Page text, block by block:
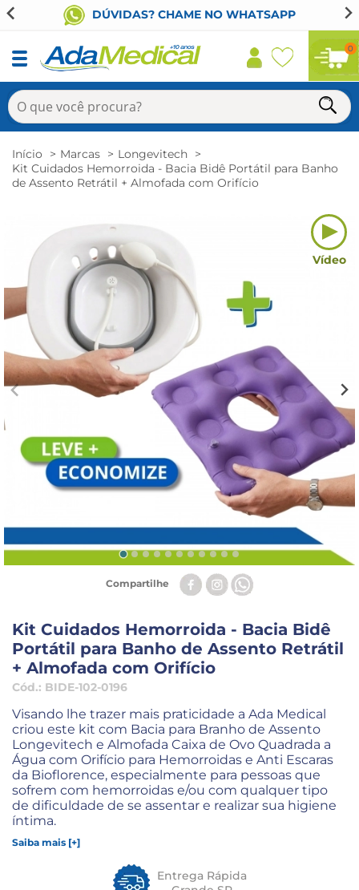
DÚVIDAS? CHAME NO WHATSAPP
0
Início Marcas
Longevitech
Kit Cuidados Hemorroida - Bacia Bidê Portátil para Banho
de Assento Retrátil + Almofada com Orifício
Vídeo
Compartilhe
Kit Cuidados Hemorroida - Bacia Bidê
Portátil para Banho de Assento Retrátil
+ Almofada com Orifício
Cód.: BIDE-102-0196
Visando lhe trazer mais praticidade a Ada Medical
criou este kit com Bacia para Branho de Assento
Longevitech e Almofada Caixa de Ovo Quadrada a
Água com Orifício para Hemorroidas e Anti Escaras
da Bioflorence, especialmente para pessoas que
sofrem com hemorroidas e/ou com qualquer tipo
de dificuldade de se assentar e realizar sua higiene
íntima.
Saiba mais [+]
Entrega Rápida